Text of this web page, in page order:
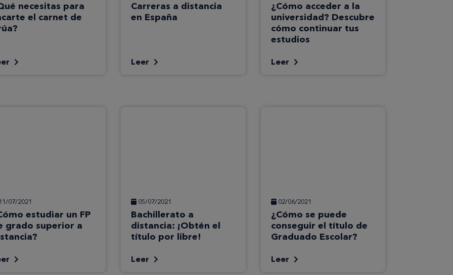
necesitas para
el carnet de
Carreras a distancia
en España
Leer
¿Cómo acceder a la
universidad? Descubre
cómo continuar tus
estudios
Leer
07/2021
estudiar un FP
grado superior a
05/07/2021
Bachillerato a
distancia: ¡Obtén el
título por libre!
Leer
02/06/2021
¿Cómo se puede
conseguir el título de
Graduado Escolar?
Leer